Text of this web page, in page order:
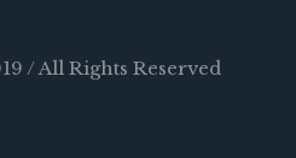
/ All Rights Reserved